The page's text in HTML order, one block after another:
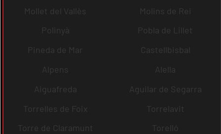
Mollet del Vallès
Molins de Rei
Polinyà
Pobla de Lillet
Pineda de Mar
Castellbisbal
Alpens
Alella
Aiguafreda
Aguilar de Segarra
Torrelles de Foix
Torrelavit
Torre de Claramunt
Torelló